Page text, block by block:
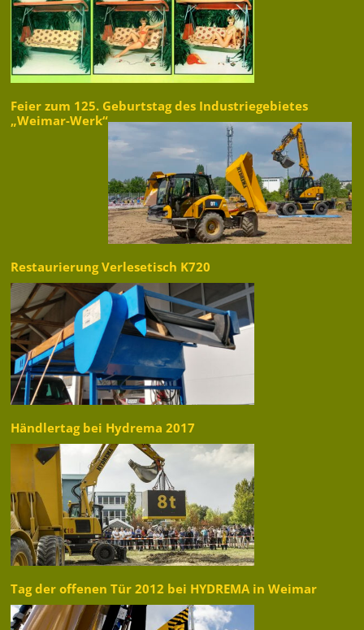
Feier zum 125. Geburtstag des Industriegebietes
„Weimar-Werk“
Restaurierung Verlesetisch K720
Händlertag bei Hydrema 2017
Tag der offenen Tür 2012 bei HYDREMA in Weimar